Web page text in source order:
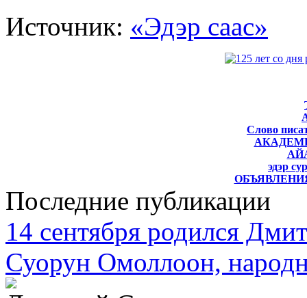
Источник: «Эдэр саас»
Слово
эдэр
Последние публикации
14 сентября родился
Суорун Омоллоон,